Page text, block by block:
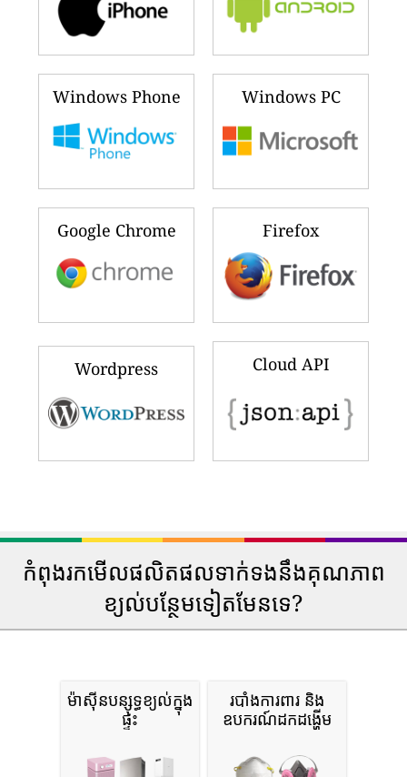
Windows Phone Windows PC
Google Chrome Firefox
Wordpress Cloud API
កំពុងរកមើលផលិតផលទាក់ទងនឹងគុណភាព
ខ្យល់បន្ថែមទៀតមែនទេ?
ម៉ាស៊ីនបន្សុទ្ធខ្យល់ក្នុង
ផ្ទះ
របាំងការពារ និង
ឧបករណ៍ដកដង្ហើម